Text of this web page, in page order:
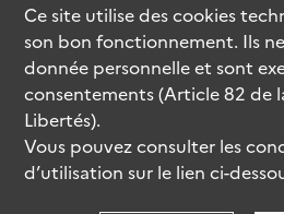
Ce site utilise descookies
son bon fonctionnement. Ils
donnée personnelle et sont
consentements (Article 82 de
Libertés).
Vous pouvez consulter les
d’utilisation sur le lien ci-